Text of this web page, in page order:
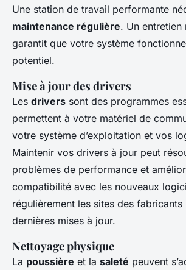
Une station de travail performante
maintenance régulière. Un entretien
garantit que votre système
potentiel.
Mise à jour des drivers
Les drivers sont des programmes
permettent à votre matériel de
votre système d’exploitation et vos
Maintenir vos drivers à jour peut
problèmes de performance et
compatibilité avec les nouveaux
régulièrement les sites des fabricants
dernières mises à jour.
Nettoyage physique
La poussière et la saleté peuvent